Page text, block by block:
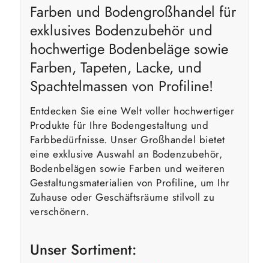
Farben und Bodengroßhandel für
exklusives Bodenzubehör und
hochwertige Bodenbeläge sowie
Farben, Tapeten, Lacke, und
Spachtelmassen von Profiline!
Entdecken Sie eine Welt voller hochwertiger
Produkte für Ihre Bodengestaltung und
Farbbedürfnisse. Unser Großhandel bietet
eine exklusive Auswahl an Bodenzubehör,
Bodenbelägen sowie Farben und weiteren
Gestaltungsmaterialien von Profiline, um Ihr
Zuhause oder Geschäftsräume stilvoll zu
verschönern.
Unser Sortiment: